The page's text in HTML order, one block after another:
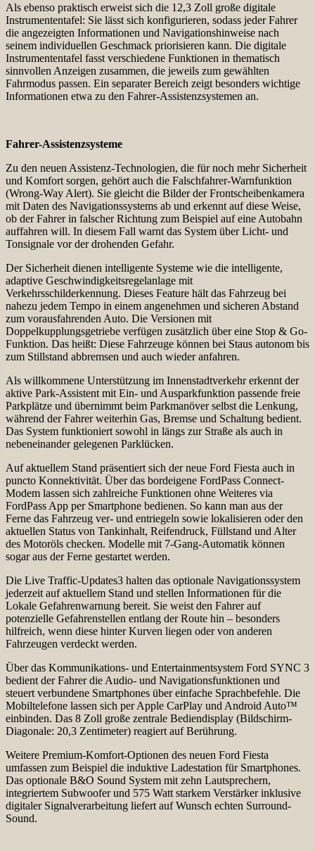
Als ebenso praktisch erweist sich die 12,3 Zoll große digitale
Instrumententafel: Sie lässt sich konfigurieren, sodass jeder Fahrer
die angezeigten Informationen und Navigationshinweise nach
seinem individuellen Geschmack priorisieren kann. Die digitale
Instrumententafel fasst verschiedene Funktionen in thematisch
sinnvollen Anzeigen zusammen, die jeweils zum gewählten
Fahrmodus passen. Ein separater Bereich zeigt besonders wichtige
Informationen etwa zu den Fahrer-Assistenzsystemen an.
Fahrer-Assistenzsysteme
Zu den neuen Assistenz-Technologien, die für noch mehr Sicherheit
und Komfort sorgen, gehört auch die Falschfahrer-Warnfunktion
(Wrong-Way Alert). Sie gleicht die Bilder der Frontscheibenkamera
mit Daten des Navigationssystems ab und erkennt auf diese Weise,
ob der Fahrer in falscher Richtung zum Beispiel auf eine Autobahn
auffahren will. In diesem Fall warnt das System über Licht- und
Tonsignale vor der drohenden Gefahr.
Der Sicherheit dienen intelligente Systeme wie die intelligente,
adaptive Geschwindigkeitsregelanlage mit
Verkehrsschilderkennung. Dieses Feature hält das Fahrzeug bei
nahezu jedem Tempo in einem angenehmen und sicheren Abstand
zum vorausfahrenden Auto. Die Versionen mit
Doppelkupplungsgetriebe verfügen zusätzlich über eine Stop & Go-
Funktion. Das heißt: Diese Fahrzeuge können bei Staus autonom bis
zum Stillstand abbremsen und auch wieder anfahren.
Als willkommene Unterstützung im Innenstadtverkehr erkennt der
aktive Park-Assistent mit Ein- und Ausparkfunktion passende freie
Parkplätze und übernimmt beim Parkmanöver selbst die Lenkung,
während der Fahrer weiterhin Gas, Bremse und Schaltung bedient.
Das System funktioniert sowohl in längs zur Straße als auch in
nebeneinander gelegenen Parklücken.
Auf aktuellem Stand präsentiert sich der neue Ford Fiesta auch in
puncto Konnektivität. Über das bordeigene FordPass Connect-
Modem lassen sich zahlreiche Funktionen ohne Weiteres via
FordPass App per Smartphone bedienen. So kann man aus der
Ferne das Fahrzeug ver- und entriegeln sowie lokalisieren oder den
aktuellen Status von Tankinhalt, Reifendruck, Füllstand und Alter
des Motoröls checken. Modelle mit 7-Gang-Automatik können
sogar aus der Ferne gestartet werden.
Die Live Traffic-Updates3 halten das optionale Navigationssystem
jederzeit auf aktuellem Stand und stellen Informationen für die
Lokale Gefahrenwarnung bereit. Sie weist den Fahrer auf
potenzielle Gefahrenstellen entlang der Route hin – besonders
hilfreich, wenn diese hinter Kurven liegen oder von anderen
Fahrzeugen verdeckt werden.
Über das Kommunikations- und Entertainmentsystem Ford SYNC 3
bedient der Fahrer die Audio- und Navigationsfunktionen und
steuert verbundene Smartphones über einfache Sprachbefehle. Die
Mobiltelefone lassen sich per Apple CarPlay und Android Auto™
einbinden. Das 8 Zoll große zentrale Bediendisplay (Bildschirm-
Diagonale: 20,3 Zentimeter) reagiert auf Berührung.
Weitere Premium-Komfort-Optionen des neuen Ford Fiesta
umfassen zum Beispiel die induktive Ladestation für Smartphones.
Das optionale B&O Sound System mit zehn Lautsprechern,
integriertem Subwoofer und 575 Watt starkem Verstärker inklusive
digitaler Signalverarbeitung liefert auf Wunsch echten Surround-
Sound.